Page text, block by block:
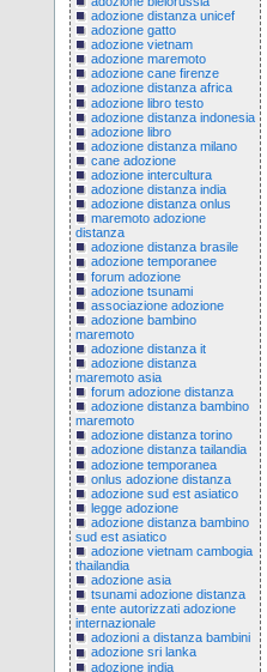
adozione distanza unicef
adozione gatto
adozione vietnam
adozione maremoto
adozione cane firenze
adozione distanza africa
adozione libro testo
adozione distanza indonesia
adozione libro
adozione distanza milano
cane adozione
adozione intercultura
adozione distanza india
adozione distanza onlus
maremoto adozione
distanza
adozione distanza brasile
adozione temporanee
forum adozione
adozione tsunami
associazione adozione
adozione bambino
maremoto
adozione distanza it
adozione distanza
maremoto asia
forum adozione distanza
adozione distanza bambino
maremoto
adozione distanza torino
adozione distanza tailandia
adozione temporanea
onlus adozione distanza
adozione sud est asiatico
legge adozione
adozione distanza bambino
sud est asiatico
adozione vietnam cambogia
thailandia
adozione asia
tsunami adozione distanza
ente autorizzati adozione
internazionale
adozioni a distanza bambini
adozione sri lanka
adozione india